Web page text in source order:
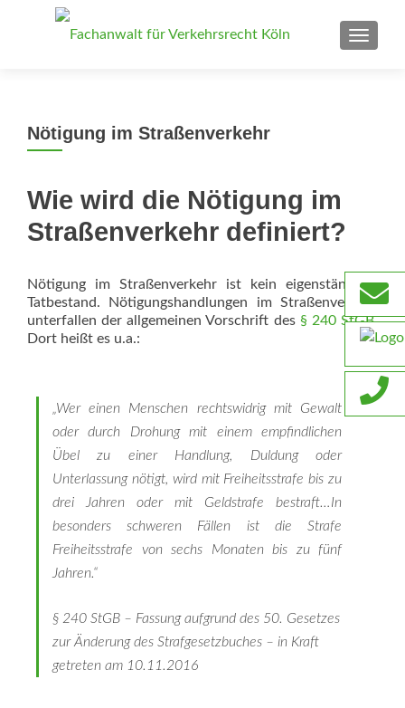
Nötigung im Straßenverkehr
Wie wird die Nötigung im
Straßenverkehr definiert?
Nötigung im Straßenverkehr ist kein eigenständiger
Tatbestand. Nötigungshandlungen im Straßenverkehr
unterfallen der allgemeinen Vorschrift des § 240 StGB.
Dort heißt es u.a.:
„Wer einen Menschen rechtswidrig mit Gewalt
oder durch Drohung mit einem empfindlichen
Übel zu einer Handlung, Duldung oder
Unterlassung nötigt, wird mit Freiheitsstrafe bis zu
drei Jahren oder mit Geldstrafe bestraft…In
besonders schweren Fällen ist die Strafe
Freiheitsstrafe von sechs Monaten bis zu fünf
Jahren.“
§ 240 StGB – Fassung aufgrund des 50. Gesetzes
zur Änderung des Strafgesetzbuches – in Kraft
getreten am 10.11.2016